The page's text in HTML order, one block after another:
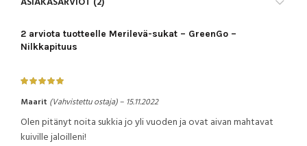
2 arviota tuotteelle Merilevä-sukat – GreenGo –
Nilkkapituus
Maarit (Vahvistettu ostaja)– 15.11.2022
Olen pitänyt noita sukkia jo yli vuoden ja ovat aivan mahtavat
kuiville jaloilleni!